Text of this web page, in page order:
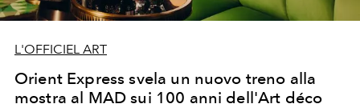
L'OFFICIEL ART
Orient Express svela un nuovo treno alla
mostra al MAD sui 100 anni dell'Art déco